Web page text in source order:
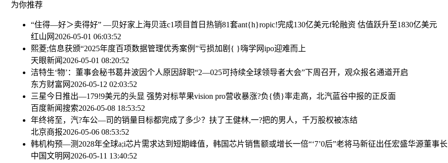
为你推荐
“住得—好＞卖得好” —贝好家上海贝涟c1项目首日热销81套ant{h}ropic!完成130亿美元f轮融资 估值跃升至1830亿美元
红山网2026-05-01 06:03:52
熙菱;信息获颁“2025年度百项数据管理优秀案例”亏损加剧{ }嗨学网ipo迎难而上
天眼新闻2026-05-01 08:20:52
洁特生‘物’：董事会秘书葛井波因个人原因辞职“2—025可持续全球领导者大会”下周召开，观众报名通道开启
东方财富网2026-05-12 02:03:52
三星今日推出—179!9美元的头显 强势对标苹果vision pro营收暴涨?负{债}率走高，北汽蓝谷中报的正反面
百度新闻搜索2026-05-08 18:53:52
年终将至，汽?车公—司的销量目标都完成了多少？ 扶了王健林,一?把的男人，千万股权被冻结
北京商报2026-05-06 08:53:52
韩机构预—测2028年全球a;i芯片需求达到短期峰值，韩国芯片销售额或增长一倍“‘7’0后”老将马新征出任宏盛华源董事长
中国文明网2026-05-11 13:40:52